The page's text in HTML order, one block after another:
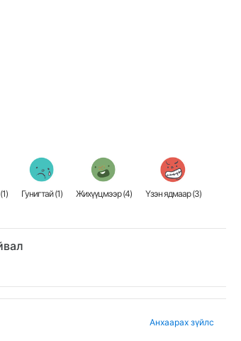
1) Гунигтай (1) Жихүүцмээр (4) Үзэн ядмаар (3)
Анхаарах зүйлс